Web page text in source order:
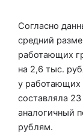
Согласно
средний
работающих
на 2,6 тыс.
у работающих
составляла
аналогичный
рублям.